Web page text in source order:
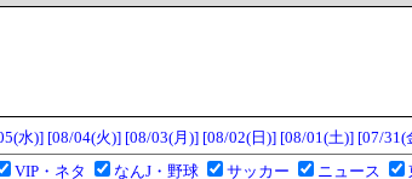
水)] [08/04(火)] [08/03(月)] [08/02(日)] [08/01(土)] [07/31(
VIP・ネタ なんJ・野球 サッカー ニュース